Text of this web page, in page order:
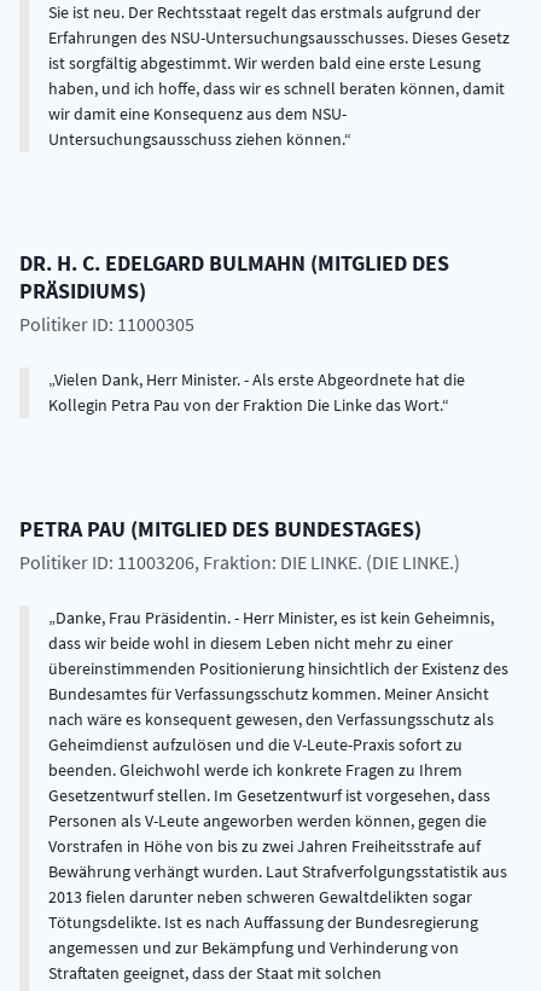
Sie ist neu. Der Rechtsstaat regelt das erstmals aufgrund der
Erfahrungen des NSU-Untersuchungsausschusses. Dieses Gesetz
ist sorgfältig abgestimmt. Wir werden bald eine erste Lesung
haben, und ich hoffe, dass wir es schnell beraten können, damit
wir damit eine Konsequenz aus dem NSU-
Untersuchungsausschuss ziehen können.
DR. H. C. EDELGARD BULMAHN (MITGLIED DES
PRÄSIDIUMS)
Politiker ID: 11000305
Vielen Dank, Herr Minister. - Als erste Abgeordnete hat die
Kollegin Petra Pau von der Fraktion Die Linke das Wort.
PETRA PAU (MITGLIED DES BUNDESTAGES)
Politiker ID: 11003206, Fraktion: DIE LINKE. (DIE LINKE.)
Danke, Frau Präsidentin. - Herr Minister, es ist kein Geheimnis,
dass wir beide wohl in diesem Leben nicht mehr zu einer
übereinstimmenden Positionierung hinsichtlich der Existenz des
Bundesamtes für Verfassungsschutz kommen. Meiner Ansicht
nach wäre es konsequent gewesen, den Verfassungsschutz als
Geheimdienst aufzulösen und die V-Leute-Praxis sofort zu
beenden. Gleichwohl werde ich konkrete Fragen zu Ihrem
Gesetzentwurf stellen. Im Gesetzentwurf ist vorgesehen, dass
Personen als V-Leute angeworben werden können, gegen die
Vorstrafen in Höhe von bis zu zwei Jahren Freiheitsstrafe auf
Bewährung verhängt wurden. Laut Strafverfolgungsstatistik aus
2013 fielen darunter neben schweren Gewaltdelikten sogar
Tötungsdelikte. Ist es nach Auffassung der Bundesregierung
angemessen und zur Bekämpfung und Verhinderung von
Straftaten geeignet, dass der Staat mit solchen